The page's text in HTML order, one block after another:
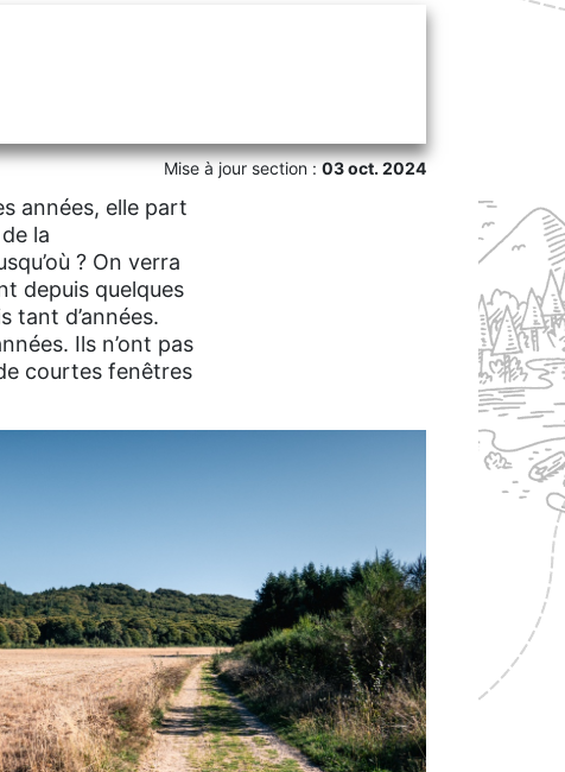
Mise à jour section :03 oct. 2024
années, elle part
la
? On verra
depuis quelques
tant d’années.
Ils n’ont pas
courtes fenêtres